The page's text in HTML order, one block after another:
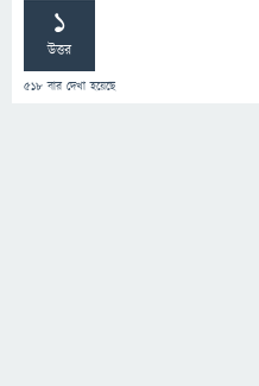
1
উত্তর
518 বার দেখা হয়েছে